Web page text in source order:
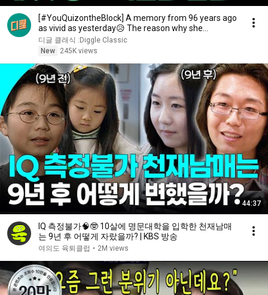
[#YouQuizontheBlock] A memory from 96 years ago
as vivid as yesterday😥 The reason why she
changed...
디글 클래식 :Diggle Classic
New
245K views
44:37
IQ 측정불가🧠🤓 10살에 명문대학을 입학한 천재남매
는 9년 후 어떻게 자랐을까? | KBS 방송
여의도 육퇴클럽 • 2M views